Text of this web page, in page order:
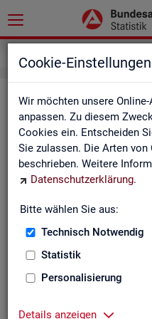
Cookie-Einstellungen
Wir möchten unsere
anpassen. Zu diesem
Cookies ein. Entscheiden
Sie zulassen. Die Arten
beschrieben. Weitere
Datenschutzerklärung.
Bitte wählen Sie aus:
Technisch Notwendig
Statistik
Personalisierung
Details anzeigen
Nut­zen Sie die
Sie haben Fra­gen zum
Sie be­nö­ti­gen auf Ihre
Ihr Sta­tis­tik-Ser­vice hilft
Zen­tra­ler Sta­tis­tik-Ser­vice